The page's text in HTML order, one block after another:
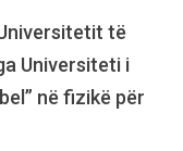
të
Universiteti i
në fizikë për